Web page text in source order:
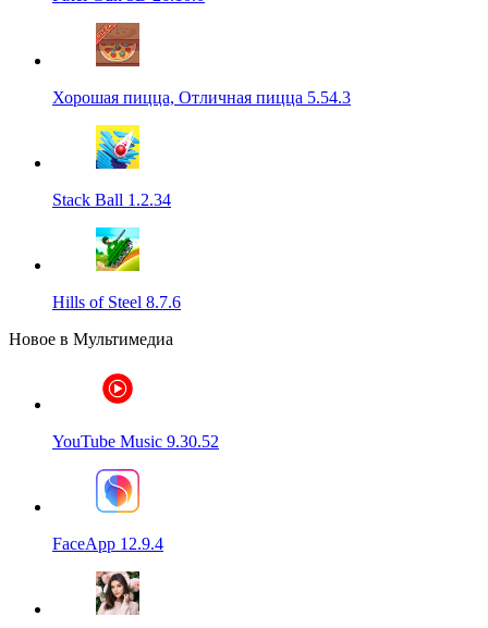
Хорошая пицца, Отличная пицца 5.54.3
Stack Ball 1.2.34
Hills of Steel 8.7.6
Новое в Мультимедиа
YouTube Music 9.30.52
FaceApp 12.9.4